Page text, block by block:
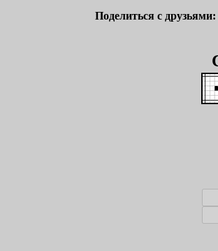
Поделиться с друзьями: